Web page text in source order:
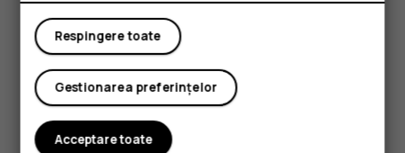
Respingere toate
Gestionarea preferințelor
Acceptare toate